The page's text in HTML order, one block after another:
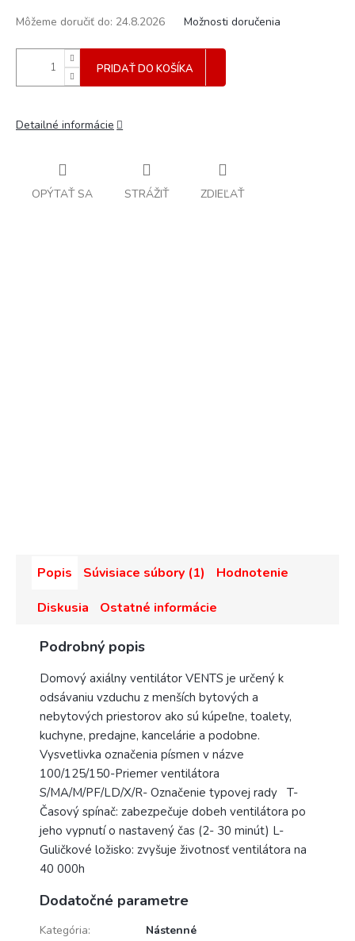
Môžeme doručiť do: 24.8.2026 Možnosti doručenia
PRIDAŤ DO KOŠÍKA
Detailné informácie
OPÝTAŤ SA STRÁŽIŤ ZDIEĽAŤ
Popis Súvisiace súbory (1)
Hodnotenie
Diskusia
Ostatné informácie
Podrobný popis
Domový axiálny ventilátor VENTS je určený k
odsávaniu vzduchu z menších bytových a
nebytových priestorov ako sú kúpeľne, toalety,
kuchyne, predajne, kancelárie a podobne.
Vysvetlivka označenia písmen v názve
100/125/150-Priemer ventilátora
S/MA/M/PF/LD/X/R- Označenie typovej rady T-
Časový spínač: zabezpečuje dobeh ventilátora po
jeho vypnutí o nastavený čas (2- 30 minút) L-
Guličkové ložisko: zvyšuje životnosť ventilátora na
40 000h
Dodatočné parametre
Kategória:
Nástenné